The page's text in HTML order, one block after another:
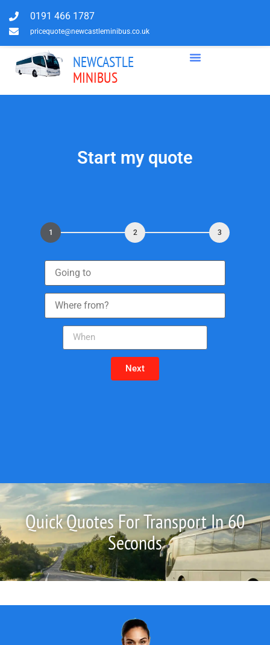
0191 466 1787
pricequote@newcastleminibus.co.uk
NEWCASTLE
MINIBUS
Start my quote
1 2 3
Next
Quick Quotes For Transport In 60
Seconds